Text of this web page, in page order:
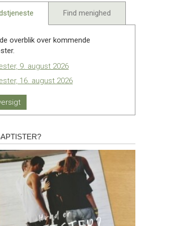
Find menighed
overblik over kommende
9. august 2026
16. august 2026